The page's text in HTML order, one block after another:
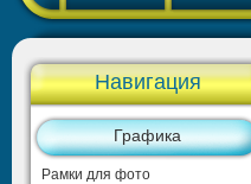
Навигация
Графика
Рамки для фото